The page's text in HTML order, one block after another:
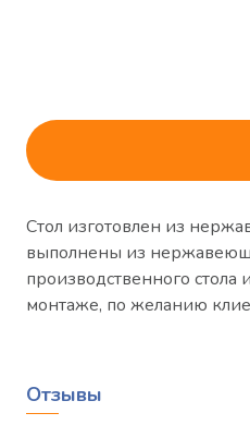
Стол изготовлен из
выполнены из
производственного стола
монтаже, по желанию
Отзывы